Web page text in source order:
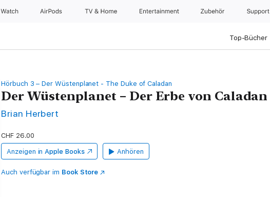
Watch AirPods TV & Home Entertainment Zubehör Support
Top-Bücher
Hörbuch 3 – Der Wüstenplanet - The Duke of Caladan
Der Wüstenplanet – Der Erbe von Caladan
Brian Herbert
CHF 26.00
Anzeigen in Apple Books Anhören
Auch verfügbar im Book Store